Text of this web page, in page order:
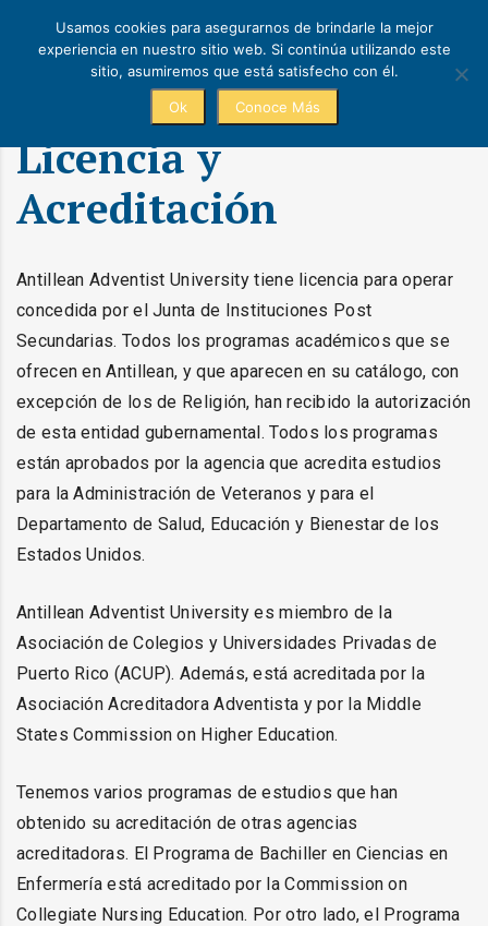
Licencia y
Acreditación
Antillean Adventist University tiene licencia para operar
concedida por el Junta de Instituciones Post
Secundarias. Todos los programas académicos que se
ofrecen en Antillean, y que aparecen en su catálogo, con
excepción de los de Religión, han recibido la autorización
de esta entidad gubernamental. Todos los programas
están aprobados por la agencia que acredita estudios
para la Administración de Veteranos y para el
Departamento de Salud, Educación y Bienestar de los
Estados Unidos.
Antillean Adventist University es miembro de la
Asociación de Colegios y Universidades Privadas de
Puerto Rico (ACUP). Además, está acreditada por la
Asociación Acreditadora Adventista y por la Middle
States Commission on Higher Education.
Tenemos varios programas de estudios que han
obtenido su acreditación de otras agencias
acreditadoras. El Programa de Bachiller en Ciencias en
Enfermería está acreditado por la Commission on
Collegiate Nursing Education. Por otro lado, el Programa
Usamos cookies para asegurarnos de brindarle la mejor
experiencia en nuestro sitio web. Si continúa utilizando este
sitio, asumiremos que está satisfecho con él.
Ok Conoce Más